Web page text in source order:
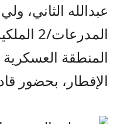
عبدالله الثاني،
المنطقة
الإفطار، بحضور